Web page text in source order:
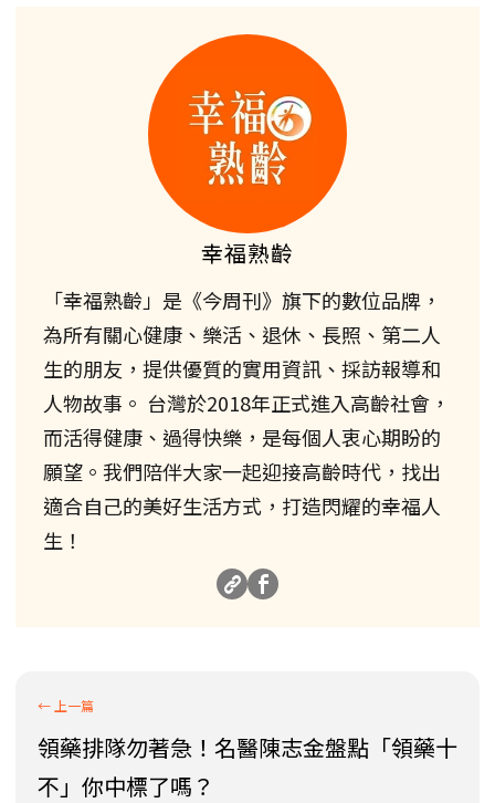
幸福熟齡
「幸福熟齡」是《今周刊》旗下的數位品牌，
為所有關心健康、樂活、退休、長照、第二人
生的朋友，提供優質的實用資訊、採訪報導和
人物故事。 台灣於2018年正式進入高齡社會，
而活得健康、過得快樂，是每個人衷心期盼的
願望。我們陪伴大家一起迎接高齡時代，找出
適合自己的美好生活方式，打造閃耀的幸福人
生！
領藥排隊勿著急！名醫陳志金盤點「領藥十
不」你中標了嗎？